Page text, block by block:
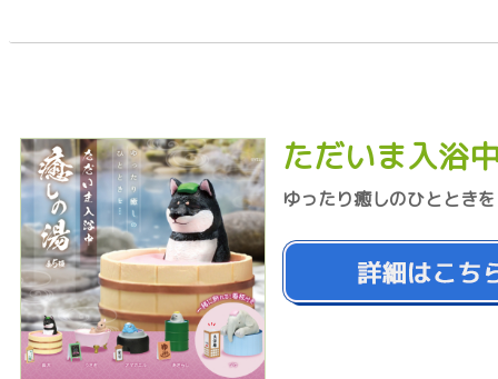
ただいま入浴
ゆったり癒しのひととき